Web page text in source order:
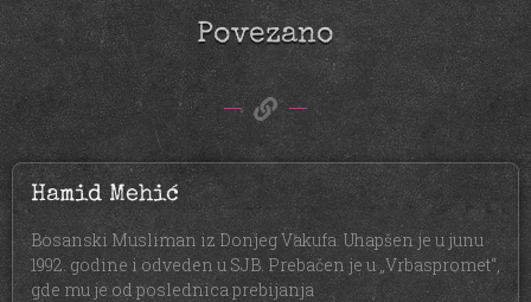
Povezano
Hamid Mehić
Bosanski Musliman iz Donjeg Vakufa. Uhapšen je u junu
1992. godine i odveden u SJB. Prebačen je u „Vrbaspromet“,
gde mu je od poslednica prebijanja